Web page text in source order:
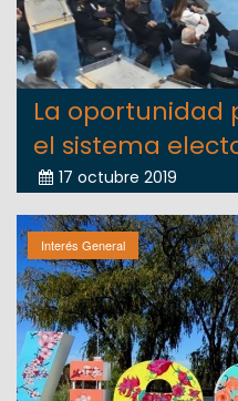
La oportunidad
el sistema
17 octubre 2019
Interés General